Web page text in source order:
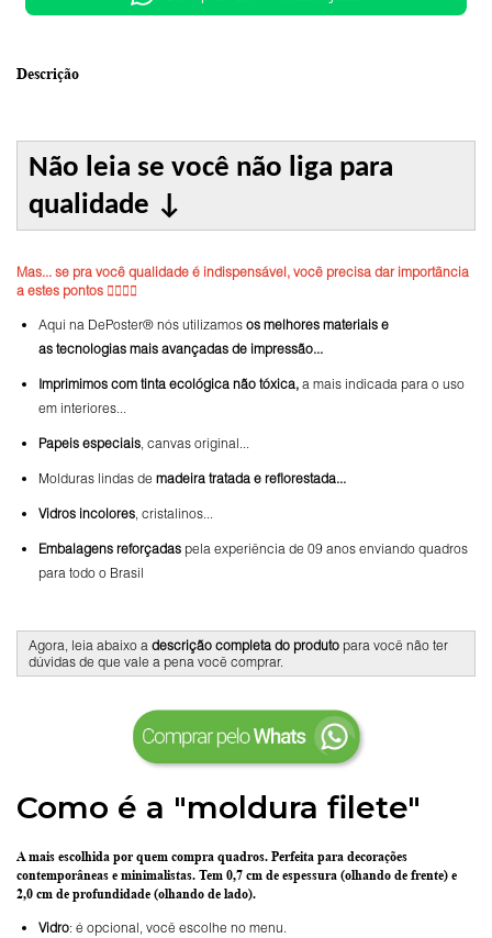
Descrição
Não leia se você não liga para
qualidade ↓
Mas... se pra você qualidade é indispensável, você precisa dar importância
a estes pontos 👇🏼👇🏼
Aqui na DePoster® nós utilizamos os melhores materiais e
as tecnologias mais avançadas de impressão...
Imprimimos com tinta ecológica não tóxica, a mais indicada para o uso
em interiores...
Papeis especiais, canvas original...
Molduras lindas de madeira tratada e reflorestada...
Vidros incolores, cristalinos...
Embalagens reforçadas pela experiência de 09 anos enviando quadros
para todo o Brasil
Agora, leia abaixo a descrição completa do produto para você não ter
dúvidas de que vale a pena você comprar.
Como é a "moldura filete"
A mais escolhida por quem compra quadros. Perfeita para decorações
contemporâneas e minimalistas. Tem 0,7 cm de espessura (olhando de frente) e
2,0 cm de profundidade (olhando de lado).
Vidro: é opcional, você escolhe no menu.